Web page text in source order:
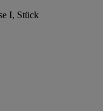
I, Stück